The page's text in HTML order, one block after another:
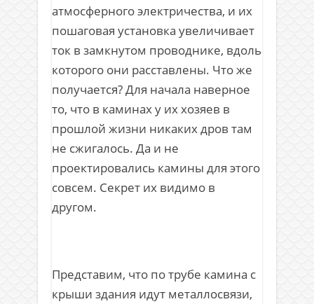
атмосферного электричества, и их
пошаговая установка увеличивает
ток в замкнутом проводнике, вдоль
которого они расставлены. Что же
получается? Для начала наверное
то, что в каминах у их хозяев в
прошлой жизни никаких дров там
не сжигалось. Да и не
проектировались камины для этого
совсем. Секрет их видимо в
другом.
Представим, что по трубе камина с
крыши здания идут металлосвязи,